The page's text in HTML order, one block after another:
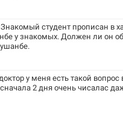
Знакомый студент прописан в
у знакомых. Должен ли он
у меня есть такой
2 дня очень чисалас